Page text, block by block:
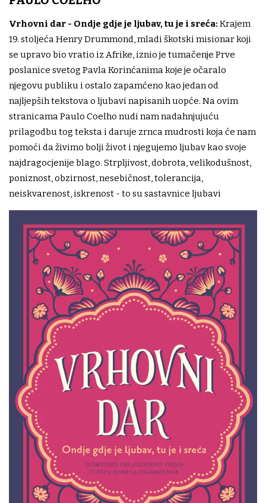
Vrhovni dar - Ondje gdje je ljubav, tu je i sreća: Krajem
19. stoljeća Henry Drummond, mladi škotski misionar koji
se upravo bio vratio iz Afrike, iznio je tumačenje Prve
poslanice svetog Pavla Korinćanima koje je očaralo
njegovu publiku i ostalo zapamćeno kao jedan od
najljepših tekstova o ljubavi napisanih uopće. Na ovim
stranicama Paulo Coelho nudi nam nadahnjujuću
prilagodbu tog teksta i daruje zrnca mudrosti koja će nam
pomoći da živimo bolji život i njegujemo ljubav kao svoje
najdragocjenije blago. Strpljivost, dobrota, velikodušnost,
poniznost, obzirnost, nesebičnost, tolerancija,
neiskvarenost, iskrenost - to su sastavnice ljubavi